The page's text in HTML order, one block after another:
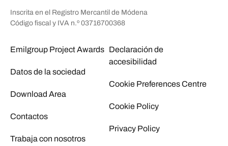
Inscrita en el Registro Mercantil de Módena
Código fiscal y IVA n.º 03716700368
Emilgroup Project Awards
Datos de la sociedad
Download Area
Contactos
Trabaja con nosotros
Declaración de
accesibilidad
Cookie Preferences Centre
Cookie Policy
Privacy Policy